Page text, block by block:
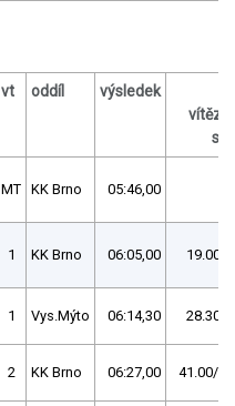
vt oddíl výsledek
s /
MT KK Brno 05:46,00
1 KK Brno 06:05,00 19.00/
1 Vys.Mýto 06:14,30 28.30/
2 KK Brno 06:27,00 41.00/